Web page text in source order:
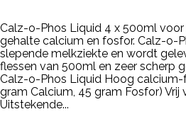
Calz-o-Phos Liquid 4 x 500ml
gehalte calcium en fosfor. Calz-o-
slepende melkziekte en wordt
flessen van 500ml en zeer scherp
Calz-o-Phos Liquid Hoog
gram Calcium, 45 gram Fosfor)
Uitstekende...